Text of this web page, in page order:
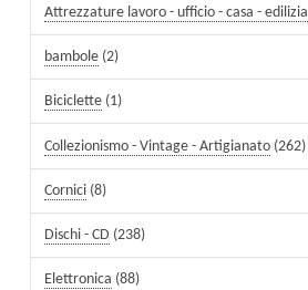
Attrezzature lavoro - ufficio - casa - edilizia
bambole (2)
Biciclette (1)
Collezionismo - Vintage - Artigianato (262)
Cornici (8)
Dischi - CD (238)
Elettronica (88)